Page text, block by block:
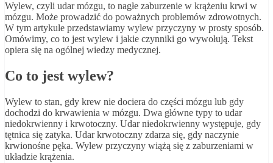
Wylew, czyli udar mózgu, to nagłe zaburzenie w krążeniu krwi w
mózgu. Może prowadzić do poważnych problemów zdrowotnych.
W tym artykule przedstawiamy wylew przyczyny w prosty sposób.
Omówimy, co to jest wylew i jakie czynniki go wywołują. Tekst
opiera się na ogólnej wiedzy medycznej.
Co to jest wylew?
Wylew to stan, gdy krew nie dociera do części mózgu lub gdy
dochodzi do krwawienia w mózgu. Dwa główne typy to udar
niedokrwienny i krwotoczny. Udar niedokrwienny występuje, gdy
tętnica się zatyka. Udar krwotoczny zdarza się, gdy naczynie
krwionośne pęka. Wylew przyczyny wiążą się z zaburzeniami w
układzie krążenia.